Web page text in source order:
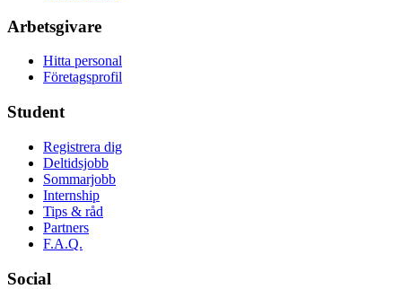
Arbetsgivare
Hitta personal
Företagsprofil
Student
Registrera dig
Deltidsjobb
Sommarjobb
Internship
Tips & råd
Partners
F.A.Q.
Social